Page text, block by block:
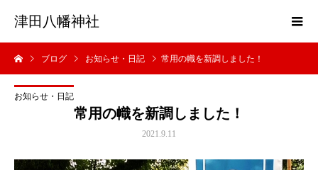
津田八幡神社
ブログ お知らせ・日記 常用の幟を新調しました！
お知らせ・日記
常用の幟を新調しました！
2021.9.11